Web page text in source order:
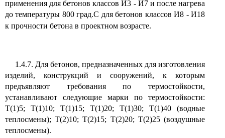
применения для бетонов классов И3 - И7 и после нагрева
до температуры 800 град.С для бетонов классов И8 - И18
к прочности бетона в проектном возрасте.
1.4.7. Для бетонов, предназначенных для изготовления
изделий, конструкций и сооружений, к которым
предъявляют требования по термостойкости,
устанавливают следующие марки по термостойкости:
Т(1)5; Т(1)10; Т(1)15; Т(1)20; Т(1)30; Т(1)40 (водные
теплосмены); Т(2)10; Т(2)15; Т(2)20; Т(2)25 (воздушные
теплосмены).